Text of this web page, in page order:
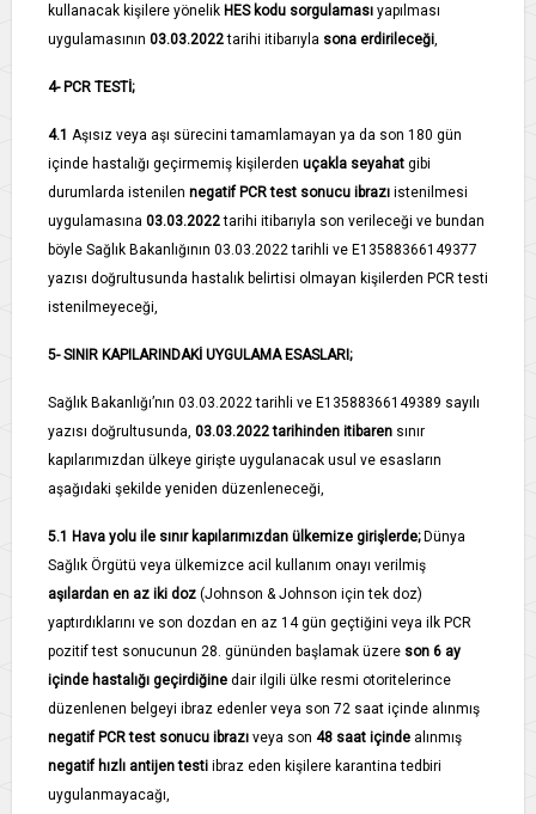
kullanacak kişilere yönelik HES kodu sorgulaması yapılması
uygulamasının 03.03.2022tarihi itibarıyla sona erdirileceği,
4- PCR TESTİ;
4.1­ Aşısız veya aşı sürecini tamamlamayan ya da son 180 gün
içinde hastalığı geçirmemiş kişilerden uçakla seyahat gibi
durumlarda istenilen negatif PCR test sonucu ibrazı istenilmesi
uygulamasına 03.03.2022tarihi itibarıyla son verileceği ve bundan
böyle Sağlık Bakanlığının 03.03.2022 tarihli ve E­13588366­149­377
yazısı doğrultusunda hastalık belirtisi olmayan kişilerden PCR testi
istenilmeyeceği,
5- SINIR KAPILARINDAKİ UYGULAMA ESASLARI;
Sağlık Bakanlığı’nın 03.03.2022 tarihli ve E­13588366­149­389 sayılı
yazısı doğrultusunda, 03.03.2022 tarihinden itibaren sınır
kapılarımızdan ülkeye girişte uygulanacak usul ve esasların
aşağıdaki şekilde yeniden düzenleneceği,
5.1­ Hava yolu ile sınır kapılarımızdan ülkemize girişlerde;Dünya
Sağlık Örgütü veya ülkemizce acil kullanım onayı verilmiş
aşılardan en az iki doz (Johnson & Johnson için tek doz)
yaptırdıklarını ve son dozdan en az 14 gün geçtiğini veya ilk PCR
pozitif test sonucunun 28. gününden başlamak üzere son 6 ay
içinde hastalığı geçirdiğine dair ilgili ülke resmi otoritelerince
düzenlenen belgeyi ibraz edenler veya son 72 saat içinde alınmış
negatif PCR test sonucu ibrazı veya son 48 saat içinde alınmış
negatif hızlı antijen testi ibraz eden kişilere karantina tedbiri
uygulanmayacağı,